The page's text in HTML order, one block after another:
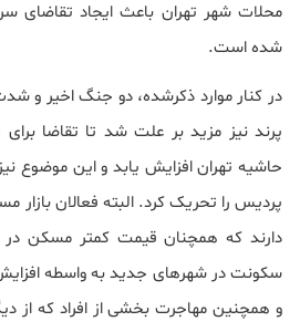
محلات شهر تهران باعث ایجاد تقاضای
شده است.
در کنار موارد ذکرشده، دو جنگ اخیر و
پرند نیز مزید بر علت شد تا تقاضا
حاشیه تهران افزایش یابد و این موضوع
پردیس را تحریک کرد. البته فعالان بازار
دارند که همچنان قیمت کمتر مسکن
سکونت در شهرهای جدید به واسطه
و همچنین مهاجرت بخشی از افراد که از